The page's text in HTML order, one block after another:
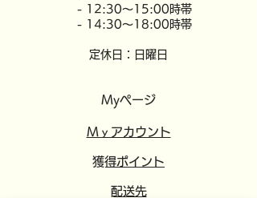
- 12:30～15:00時帯
- 14:30～18:00時帯
定休日：日曜日
Myページ
​​Mｙアカウント
​獲得ポイント
​配送先